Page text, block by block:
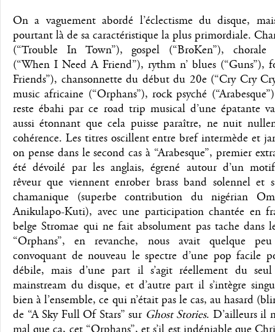
On a vaguement abordé l’éclectisme du disque,
pourtant là de sa caractéristique la plus primordiale.
(“Trouble In Town”), gospel (“BroKen”), chorale
(“When I Need A Friend”), rythm n’ blues (“Guns”),
Friends”), chansonnette du début du 20e (“Cry Cry
music africaine (“Orphans”), rock psyché
reste ébahi par ce road trip musical d’une épatante
aussi étonnant que cela puisse paraître, ne nuit
cohérence. Les titres oscillent entre bref intermède et
on pense dans le second cas à “Arabesque”, premier
été dévoilé par les anglais, égrené autour d’un
rêveur que viennent enrober brass band solennel et
chamanique (superbe contribution du nigérian
Anikulapo-Kuti), avec une participation chantée en
belge Stromae qui ne fait absolument pas tache dans
“Orphans”, en revanche, nous avait quelque
convoquant de nouveau le spectre d’une pop facile
débile, mais d’une part il s’agit réellement du seul
mainstream du disque, et d’autre part il s’intègre
bien à l’ensemble, ce qui n’était pas le cas, au hasard
de “A Sky Full Of Stars” sur Ghost Stories. D’ailleurs il